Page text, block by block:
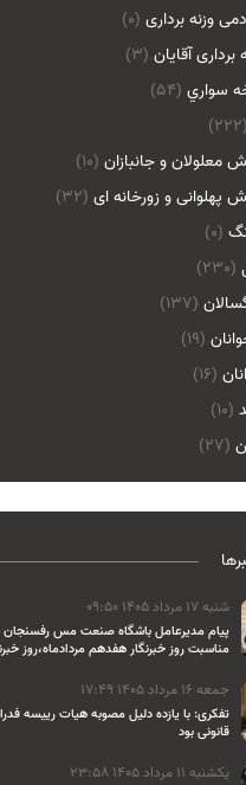
وزنه برداری (0)
برداری آقایان (3)
(54) سواري
(222)
معلولان و جانبازان (10)
پهلوانی و زورخانه ای (32)
(0)
(230)
(137)
(19)
(16)
(10)
(27)
شنبه 17 مرداد 1405 09:50
پیام مدیرعامل باشگاه صنعت مس رفسنجان
مناسبت روز خبرنگار هفدهم مردادماه،روز
جمعه 16 مرداد 1405 17:49
تفکری: با یازده دلیل مصوبه هیات رییسه
قانونی بود
یکشنبه 11 مرداد 1405 23:58